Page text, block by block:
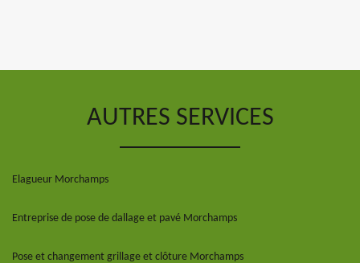
AUTRES SERVICES
Elagueur Morchamps
Entreprise de pose de dallage et pavé Morchamps
Pose et changement grillage et clôture Morchamps